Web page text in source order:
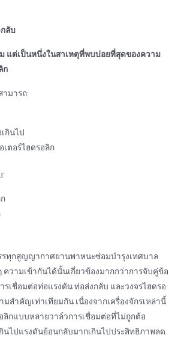
ลับ
แต่เป็นหนึ่งในสาเหตุที่พบบ่อยที่สุดของความ
ก
มารถ:
กินไป
ตอร์ไฮดรอลิก
:
รทุกสูญญากาศยานพาหนะซ่อมบํารุงเทศบาล
ความเข้ากันได้นั้นเกี่ยวข้องมากกว่าการจับคู่ข้อ
เชื่อมต่อท่อแรงดัน ท่อส่งกลับ และวงจรไฮดรอ
สําคัญเท่าเทียมกัน เนื่องจากเครื่องจักรเหล่านี้
กแบบหลายวาล์วการเชื่อมต่อที่ไม่ถูกต้อ
นไปแรงดันย้อนกลับมากเกินไปประสิทธิภาพลด